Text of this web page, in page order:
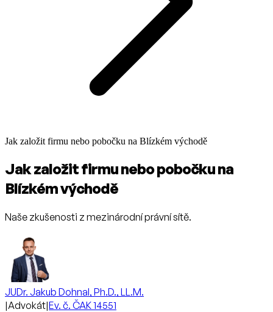
Jak založit firmu nebo pobočku na Blízkém východě
Jak založit firmu nebo pobočku na
Blízkém východě
Naše zkušenosti z mezinárodní právní sítě.
JUDr. Jakub Dohnal, Ph.D., LL.M.
|Advokát|Ev. č. ČAK 14551